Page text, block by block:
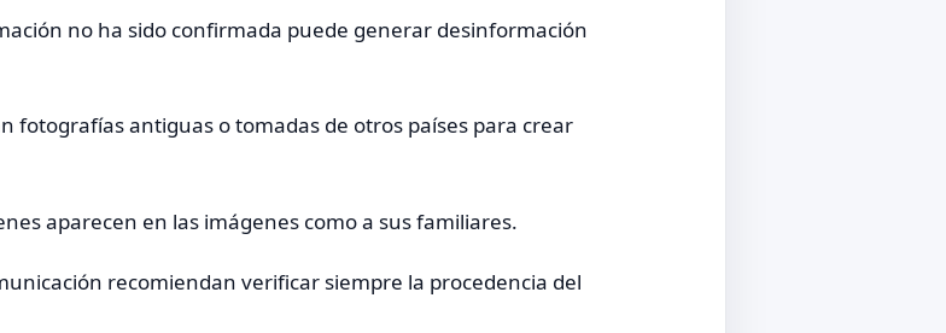
no ha sido confirmada puede generar desinformación
fotografías antiguas o tomadas de otros países para crear
aparecen en las imágenes como a sus familiares.
recomiendan verificar siempre la procedencia del